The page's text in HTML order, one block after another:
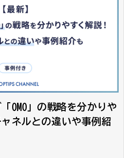
OMO」の戦略を分かりや
ネルとの違いや事例紹